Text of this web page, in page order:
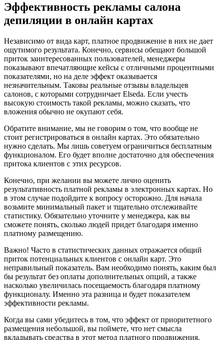
Эффективность рекламы салона
депиляции в онлайн картах
Независимо от вида карт, платное продвижение в них не дает
ощутимого результата. Конечно, сервисы обещают большой
приток заинтересованных пользователей, менеджеры
показывают впечатляющие кейсы с отличными процентными
показателями, но на деле эффект оказывается
незначительным. Таковы реальные отзывы владельцев
салонов, с которыми сотрудничает Elseda. Если учесть
высокую стоимость такой рекламы, можно сказать, что
вложения обычно не окупают себя.
Обратите внимание, мы не говорим о том, что вообще не
стоит регистрироваться в онлайн картах. Это обязательно
нужно сделать. Мы лишь советуем ограничиться бесплатным
функционалом. Его будет вполне достаточно для обеспечения
притока клиентов с этих ресурсов.
Конечно, при желании вы можете лично оценить
результативность платной рекламы в электронных картах. Но
в этом случае подойдите к вопросу осторожно. Для начала
возьмите минимальный пакет и тщательно отслеживайте
статистику. Обязательно уточните у менеджера, как вы
сможете понять, сколько людей придет благодаря именно
платному размещению.
Важно! Часто в статистических данных отражается общий
приток потенциальных клиентов с онлайн карт. Это
неправильный показатель. Вам необходимо понять, каким был
бы результат без оплаты дополнительных опций, а также
насколько увеличилась посещаемость благодаря платному
функционалу. Именно эта разница и будет показателем
эффективности рекламы.
Когда вы сами убедитесь в том, что эффект от приоритетного
размещения небольшой, вы поймете, что нет смысла
вкладывать средства в этот метод платного продвижения.